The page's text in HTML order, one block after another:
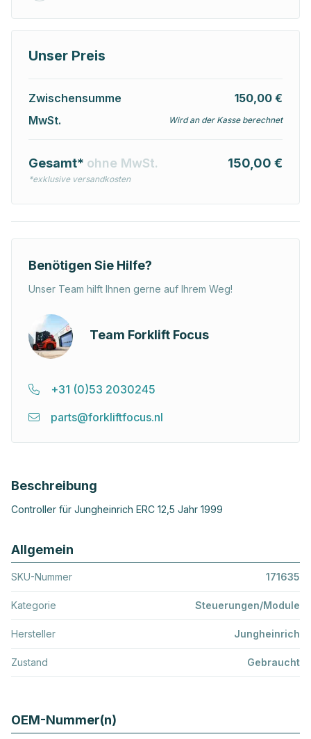
Unser Preis
Zwischensumme
150,00 €
MwSt.
Wird an der Kasse berechnet
Gesamt* ohne MwSt.
*exklusive versandkosten
150,00 €
Benötigen Sie Hilfe?
Unser Team hilft Ihnen gerne auf Ihrem Weg!
Team Forklift Focus
+31 (0)53 2030245
parts@forkliftfocus.nl
Beschreibung
Controller für Jungheinrich ERC 12,5 Jahr 1999
Allgemein
SKU-Nummer 171635
Kategorie Steuerungen/Module
Hersteller Jungheinrich
Zustand Gebraucht
OEM-Nummer(n)